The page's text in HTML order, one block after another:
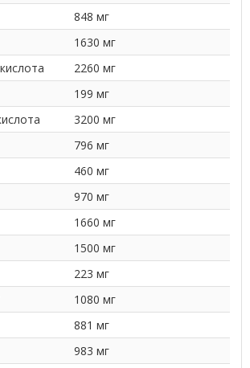
848 мг
1630 мг
2260 мг
199 мг
3200 мг
796 мг
460 мг
970 мг
1660 мг
1500 мг
223 мг
1080 мг
881 мг
983 мг